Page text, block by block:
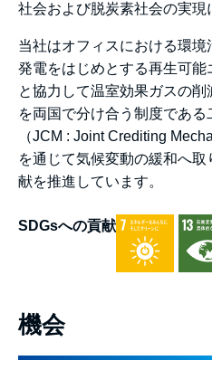
社会および脱炭素社会の実現
当社はオフィスにおける環
発電をはじめとする再生可
と協力して温室効果ガスの
を両国で分け合う制度であ
（JCM : Joint Crediting
を通じて気候変動の緩和へ
献を推進しています。
SDGsへの貢献
機会